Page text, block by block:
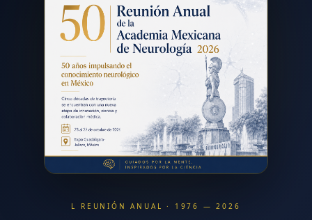
L REUNIÓN ANUAL · 1976 — 2026